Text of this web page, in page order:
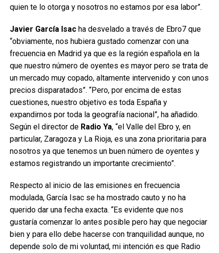
quien te lo otorga y nosotros no estamos por esa labor”.
Javier García Isac ha desvelado a través de Ebro7 que
“obviamente, nos hubiera gustado comenzar con una
frecuencia en Madrid ya que es la región española en la
que nuestro número de oyentes es mayor pero se trata de
un mercado muy copado, altamente intervenido y con unos
precios disparatados”. “Pero, por encima de estas
cuestiones, nuestro objetivo es toda España y
expandirnos por toda la geografía nacional”, ha añadido.
Según el director de Radio Ya, “el Valle del Ebro y, en
particular, Zaragoza y La Rioja, es una zona prioritaria para
nosotros ya que tenemos un buen número de oyentes y
estamos registrando un importante crecimiento”.
Respecto al inicio de las emisiones en frecuencia
modulada, García Isac se ha mostrado cauto y no ha
querido dar una fecha exacta. “Es evidente que nos
gustaría comenzar lo antes posible pero hay que negociar
bien y para ello debe hacerse con tranquilidad aunque, no
depende solo de mi voluntad, mi intención es que Radio